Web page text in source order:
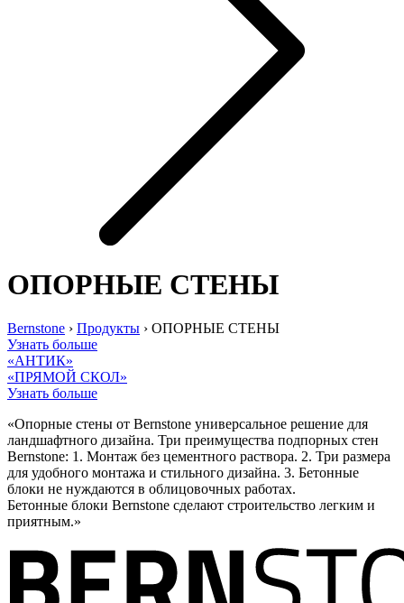
ОПОРНЫЕ СТЕНЫ
Bernstone › Продукты › ОПОРНЫЕ СТЕНЫ
Узнать больше
«АНТИК»‎
«ПРЯМОЙ СКОЛ»
Узнать больше
«Опорные стены от Bernstone универсальное решение для
ландшафтного дизайна. Три преимущества подпорных стен
Bernstone: 1. Монтаж без цементного раствора. 2. Три размера
для удобного монтажа и стильного дизайна. 3. Бетонные
блоки не нуждаются в облицовочных работах.
Бетонные блоки Bernstone сделают строительство легким и
приятным.»